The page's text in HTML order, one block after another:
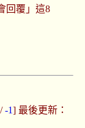
回覆」這8
/-1] 最後更新：